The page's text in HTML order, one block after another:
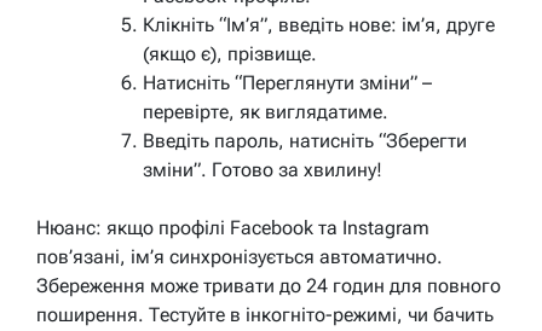
Клікніть “Ім’я”, введіть нове: ім’я, друге
(якщо є), прізвище.
Натисніть “Переглянути зміни” –
перевірте, як виглядатиме.
Введіть пароль, натисніть “Зберегти
зміни”. Готово за хвилину!
Нюанс: якщо профілі Facebook та Instagram
пов’язані, ім’я синхронізується автоматично.
Збереження може тривати до 24 годин для повного
поширення. Тестуйте в інкогніто-режимі, чи бачить